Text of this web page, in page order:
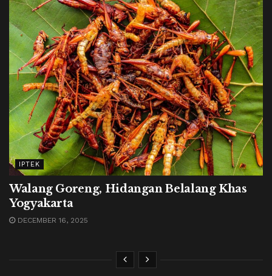
IPTEK
Walang Goreng, Hidangan Belalang Khas
Yogyakarta
DECEMBER 16, 2025